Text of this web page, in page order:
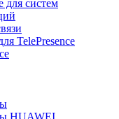
систем
TelePresence
HUAWEI